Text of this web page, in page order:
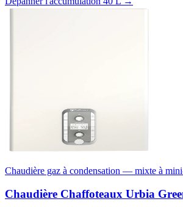
Chaudière gaz à condensation — mixte à
Chaudière Chaffoteaux Urbia